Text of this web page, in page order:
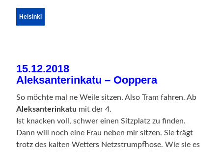
Helsinki
15.12.2018
Aleksanterinkatu – Ooppera
So möchte mal ne Weile sitzen. Also Tram fahren. Ab
Aleksanterinkatu mit der 4.
Ist knacken voll, schwer einen Sitzplatz zu finden.
Dann will noch eine Frau neben mir sitzen. Sie trägt
trotz des kalten Wetters Netzstrumpfhose. Wie sie es